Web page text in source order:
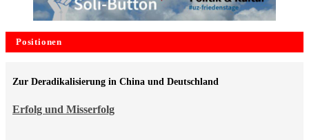
Positionen
Erfolg und Misserfolg
Zur Deradikalisierung in China und Deutschland